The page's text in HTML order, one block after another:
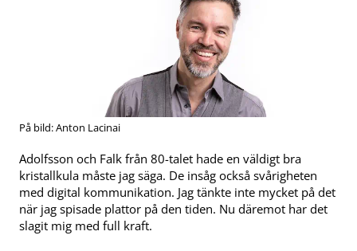
På bild: Anton Lacinai
Adolfsson och Falk från 80-talet hade en väldigt bra
kristallkula måste jag säga. De insåg också svårigheten
med digital kommunikation. Jag tänkte inte mycket på det
när jag spisade plattor på den tiden. Nu däremot har det
slagit mig med full kraft.